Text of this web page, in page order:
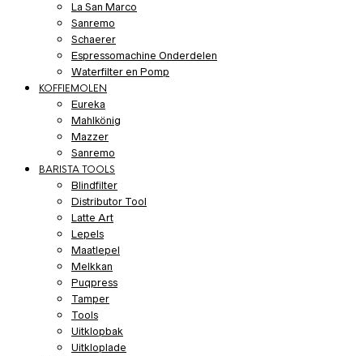
La San Marco
Sanremo
Schaerer
Espressomachine Onderdelen
Waterfilter en Pomp
KOFFIEMOLEN
Eureka
Mahlkönig
Mazzer
Sanremo
BARISTA TOOLS
Blindfilter
Distributor Tool
Latte Art
Lepels
Maatlepel
Melkkan
Puqpress
Tamper
Tools
Uitklopbak
Uitkloplade